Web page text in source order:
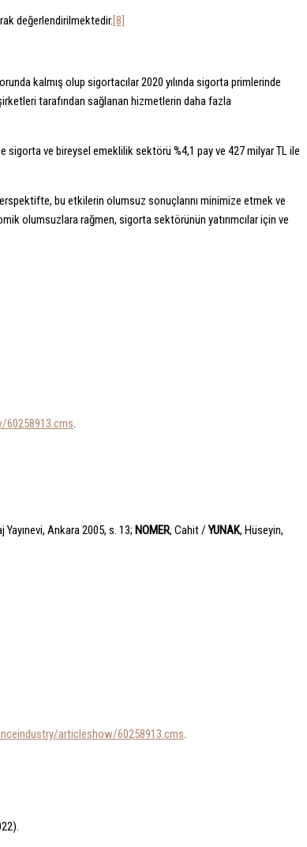
değerlendirilmektedir.[8]
kalmış olup sigortacılar 2020 yılında sigorta primlerinde
tarafından sağlanan hizmetlerin daha fazla
sigorta ve bireysel emeklilik sektörü %4,1 pay ve 427 milyar TL ile
bu etkilerin olumsuz sonuçlarını minimize etmek ve
olumsuzlara rağmen, sigorta sektörünün yatırımcılar için ve
.
Ankara 2005, s. 13; NOMER, Cahit /YUNAK, Hüseyin,
articleshow/60258913.cms.